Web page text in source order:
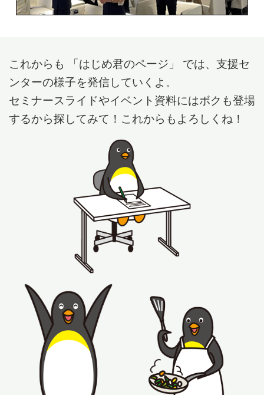
これからも 「はじめ君のページ」 では、支援セ
ンターの様子を発信していくよ。
セミナースライドやイベント資料にはボクも登場
するから探してみて！これからもよろしくね！